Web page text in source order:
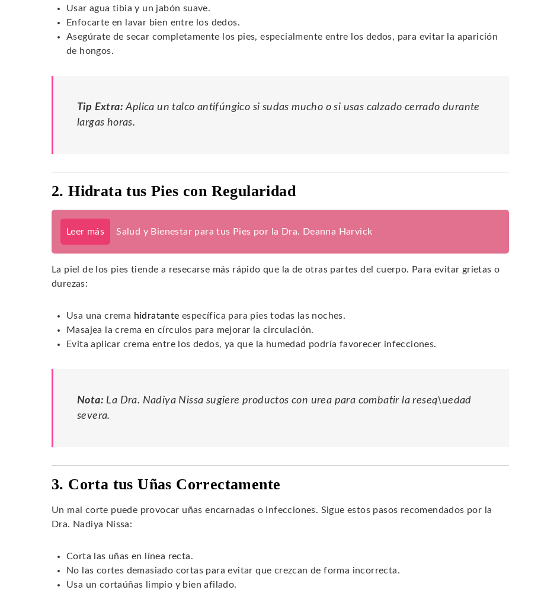
Usar agua tibia y un jabón suave.
Enfocarte en lavar bien entre los dedos.
Asegúrate de secar completamente los pies, especialmente entre los dedos, para evitar la aparición
de hongos.
Tip Extra: Aplica un talco antifúngico si sudas mucho o si usas calzado cerrado durante
largas horas.
2. Hidrata tus Pies con Regularidad
Leer más Salud y Bienestar para tus Pies por la Dra. Deanna Harvick
La piel de los pies tiende a resecarse más rápido que la de otras partes del cuerpo. Para evitar grietas o
durezas:
Usa una crema hidratante específica para pies todas las noches.
Masajea la crema en círculos para mejorar la circulación.
Evita aplicar crema entre los dedos, ya que la humedad podría favorecer infecciones.
Nota: La Dra. Nadiya Nissa sugiere productos con urea para combatir la reseq\uedad
severa.
3. Corta tus Uñas Correctamente
Un mal corte puede provocar uñas encarnadas o infecciones. Sigue estos pasos recomendados por la
Dra. Nadiya Nissa:
Corta las uñas en línea recta.
No las cortes demasiado cortas para evitar que crezcan de forma incorrecta.
Usa un cortaúñas limpio y bien afilado.